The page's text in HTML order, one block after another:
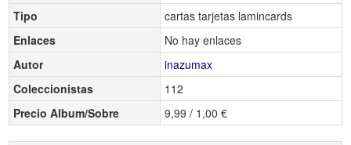
Tipo
cartas tarjetas lamincards
Enlaces
No hay enlaces
Autor
inazumax
Coleccionistas
112
Precio Album/Sobre
9,99 / 1,00 €